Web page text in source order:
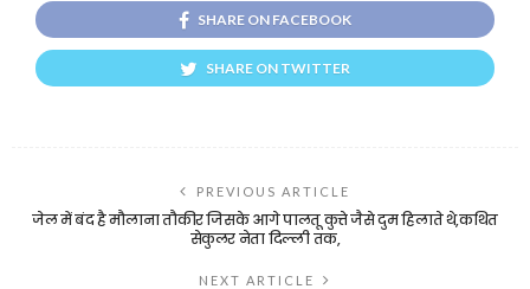
SHARE ON FACEBOOK
SHARE ON TWITTER
PREVIOUS ARTICLE
जेल में बंद है मौलाना तौकीर जिसके आगे पालतू कुत्ते जैसे दुम हिलाते थे,कथित
सेकुलर नेता दिल्ली तक,
NEXT ARTICLE